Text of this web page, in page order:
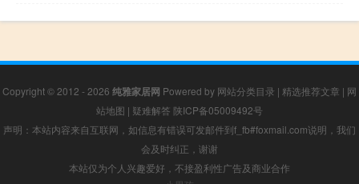
Copyright © 2012 - 2026 纯雅家居网 Powered by 网站分类目录 | 精选推荐文章 | 网
站地图 | 疑难解答 陕ICP备05009492号
声明：本站内容来自互联网，如信息有错误可发邮件到f_fb#foxmail.com说明，我们
会及时纠正，谢谢
本站仅为个人兴趣爱好，不接盈利性广告及商业合作